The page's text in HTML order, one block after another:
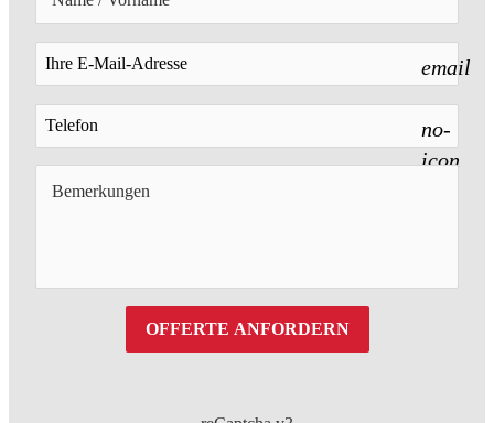
email
no-
icon
OFFERTE ANFORDERN